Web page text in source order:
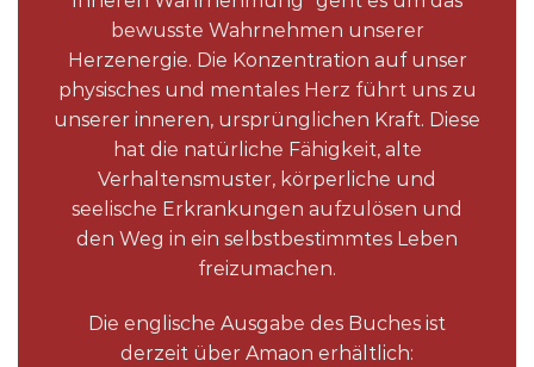
bewusste Wahrnehmen unserer
Herzenergie. Die Konzentration auf unser
physisches und mentales Herz führt uns zu
unserer inneren, ursprünglichen Kraft. Diese
hat die natürliche Fähigkeit, alte
Verhaltensmuster, körperliche und
seelische Erkrankungen aufzulösen und
den Weg in ein selbstbestimmtes Leben
freizumachen.
Die englische Ausgabe des Buches ist
derzeit über Amaon erhältlich: